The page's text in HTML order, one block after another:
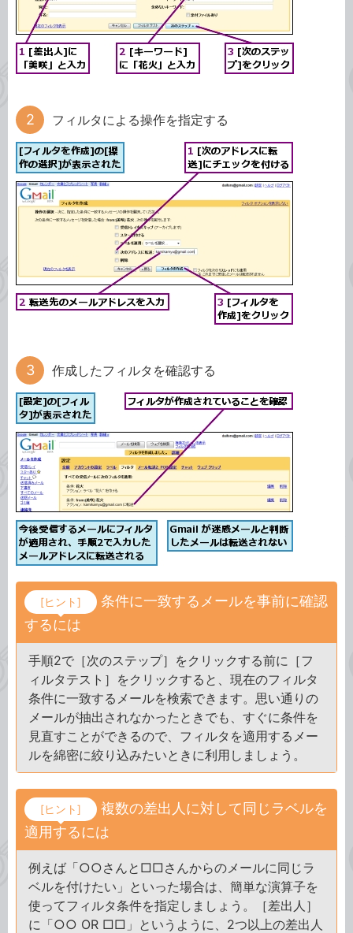
フィルタによる操作を指定する
作成したフィルタを確認する
[ヒント]
条件に一致するメールを事前に確認
するには
手順2で［次のステップ］をクリックする前に［フ
ィルタテスト］をクリックすると、現在のフィルタ
条件に一致するメールを検索できます。思い通りの
メールが抽出されなかったときでも、すぐに条件を
見直すことができるので、フィルタを適用するメー
ルを綿密に絞り込みたいときに利用しましょう。
[ヒント]
複数の差出人に対して同じラベルを
適用するには
例えば「○○さんと□□さんからのメールに同じラ
ベルを付けたい」といった場合は、簡単な演算子を
使ってフィルタ条件を指定しましょう。［差出人］
に「○○ OR □□」というように、2つ以上の差出人